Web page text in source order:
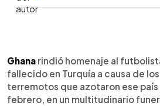
► Escuchar artículo
Ghana rindió homenaje al
fallecido en Turquía a causa de
terremotos que azotaron ese país
febrero, en un multitudinario